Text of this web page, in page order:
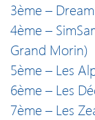
3ème –
4ème –
Grand Morin)
5ème – Les
6ème – Les
7ème – Les